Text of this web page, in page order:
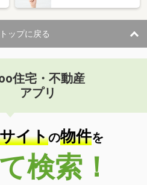
県高岡市角
県富山市犬島３
万円
ップに戻る
住宅・不動産
アプリ
イトの物件を
検索！